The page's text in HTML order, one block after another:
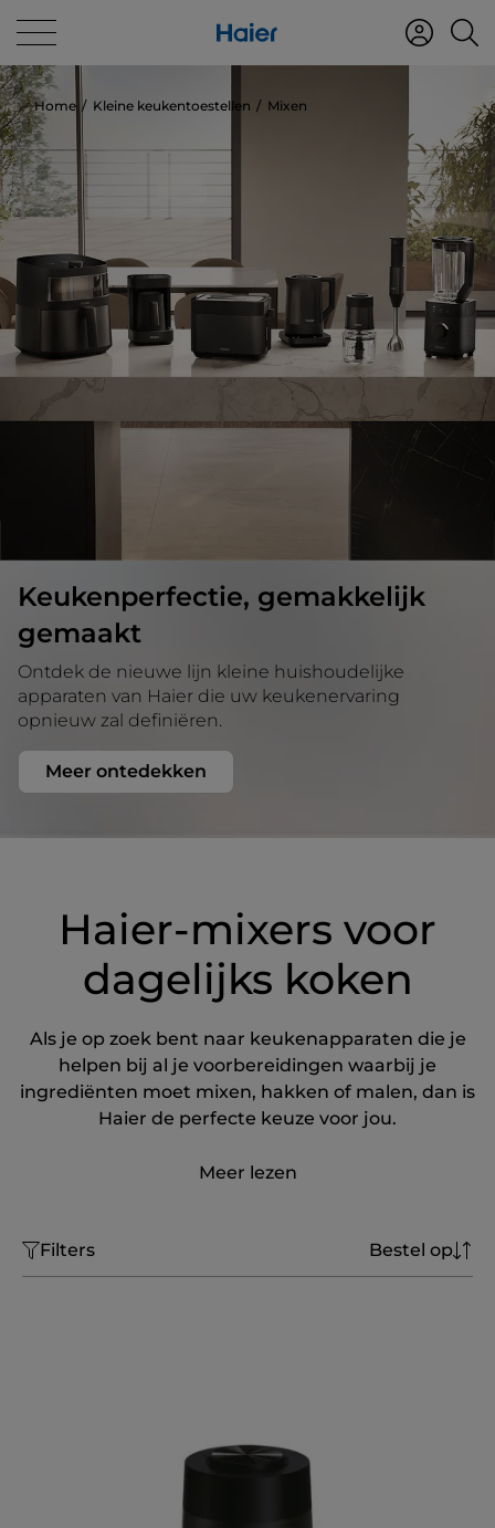
Home Kleine keukentoestellen Mixen
Keukenperfectie, gemakkelijk
gemaakt
Ontdek de nieuwe lijn kleine huishoudelijke
apparaten van Haier die uw keukenervaring
opnieuw zal definiëren.
Meer ontedekken
Haier-mixers voor
dagelijks koken
Als je op zoek bent naar keukenapparaten die je
helpen bij al je voorbereidingen waarbij je
ingrediënten moet mixen, hakken of malen, dan is
Haier de perfecte keuze voor jou.
Meer lezen
Filters Bestel op